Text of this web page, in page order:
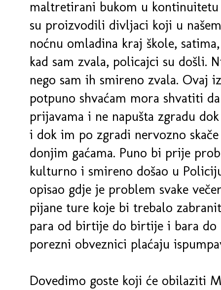
maltretirani bukom u kontinuitetu
su proizvodili divljaci koji u
noćnu omladina kraj škole,
kad sam zvala, policajci su došli.
nego sam ih smireno zvala. Ovaj
potpuno shvaćam mora shvatiti
prijavama i ne napušta zgradu
i dok im po zgradi nervozno
donjim gaćama. Puno bi prije
kulturno i smireno došao u
opisao gdje je problem svake
pijane ture koje bi trebalo
para od birtije do birtije i bara do
porezni obveznici plaćaju
Dovedimo goste koji će obilaziti